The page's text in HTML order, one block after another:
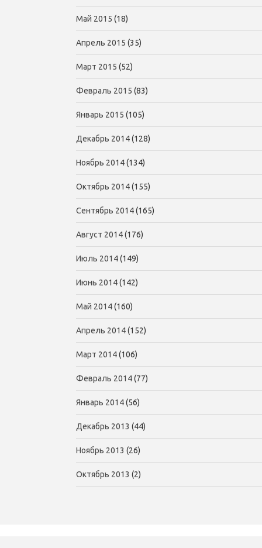
Май 2015 (18)
Апрель 2015 (35)
Март 2015 (52)
Февраль 2015 (83)
Январь 2015 (105)
Декабрь 2014(128)
Ноябрь 2014(134)
Октябрь 2014(155)
Сентябрь 2014(165)
Август 2014(176)
Июль 2014(149)
Июнь 2014(142)
Май 2014(160)
Апрель 2014(152)
Март 2014(106)
Февраль 2014(77)
Январь 2014(56)
Декабрь 2013 (44)
Ноябрь 2013 (26)
Октябрь 2013 (2)